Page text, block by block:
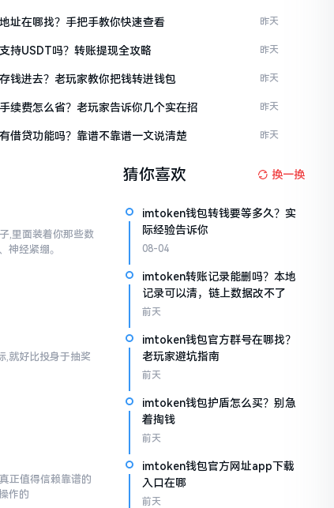
址在哪找？手把手教你快速查看 昨天
持USDT吗？转账提现全攻略 昨天
钱进去？老玩家教你把钱转进钱包 昨天
续费怎么省？老玩家告诉你几个实在招 昨天
借贷功能吗？靠谱不靠谱一文说清楚 昨天
,里面装着你那些数
神经紧绷。
,就好比投身于抽奖
正值得信赖靠谱的
作的
猜你喜欢 换一换
imtoken钱包转钱要等多久？实
际经验告诉你
08-04
imtoken转账记录能删吗？本地
记录可以清，链上数据改不了
前天
imtoken钱包官方群号在哪找？
老玩家避坑指南
前天
imtoken钱包护盾怎么买？别急
着掏钱
前天
imtoken钱包官方网址app下载
入口在哪
前天